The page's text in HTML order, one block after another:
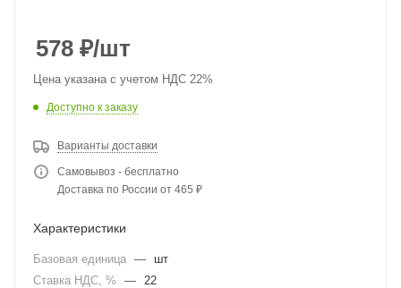
578 ₽/шт
Цена указана с учетом НДС 22%
Доступно к заказу
Варианты доставки
Самовывоз - бесплатно
Доставка по России от 465 ₽
Характеристики
Базовая единица —
шт
Ставка НДС, %
— 22